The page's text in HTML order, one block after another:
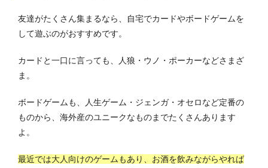
友達がたくさん集まるなら、自宅でカードやボードゲームを
して遊ぶのがおすすめです。
カードと一口に言っても、人狼・ウノ・ポーカーなどさまざ
ま。
ボードゲームも、人生ゲーム・ジェンガ・オセロなど定番の
ものから、海外産のユニークなものまでたくさんあります
よ。
最近では大人向けのゲームもあり、お酒を飲みながらやれば